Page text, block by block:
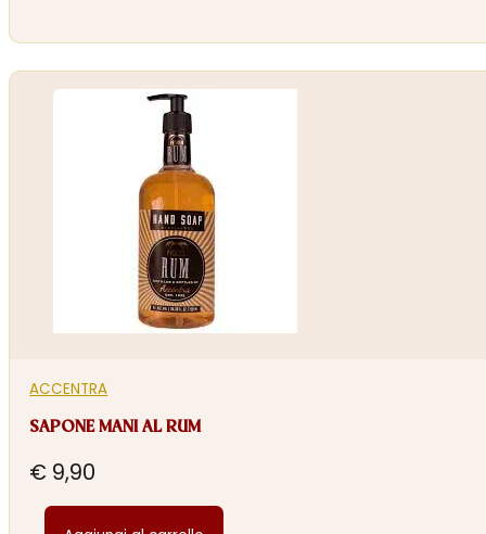
ACCENTRA
SAPONE MANI AL RUM
€ 9,90